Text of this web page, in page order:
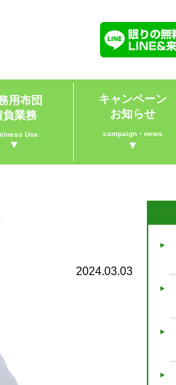
用布団
負業務
Use
▼
キャンペーン
お知らせ
campaign・news
▼
2024.03.03